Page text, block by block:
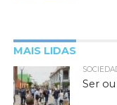
MAIS LIDAS
Ser